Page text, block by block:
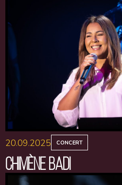
20.09.2025 CONCERT
CHIMÈNE BADI